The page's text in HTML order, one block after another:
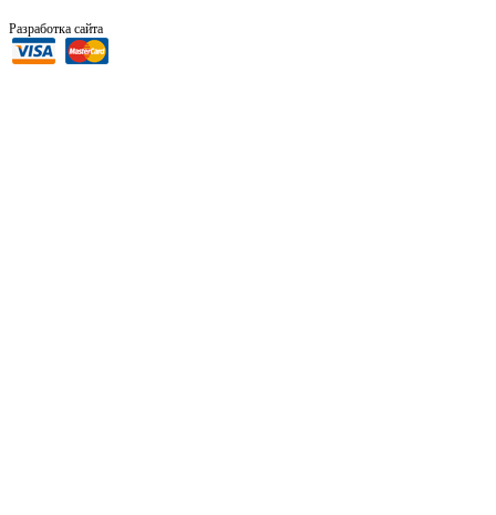
Разработка сайта